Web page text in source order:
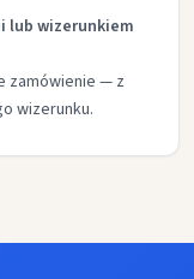
lub wizerunkiem
zamówienie — z
wizerunku.